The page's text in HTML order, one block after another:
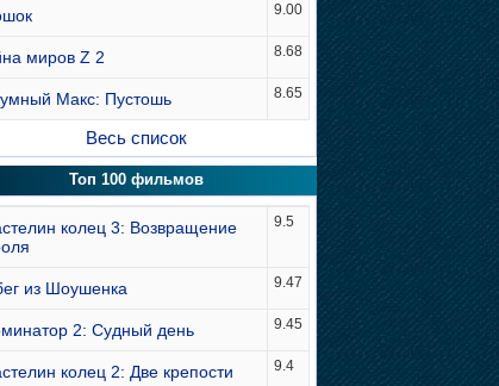
9.00
миров Z 2 8.68
Макс: Пустошь 8.65
Весь список
Топ 100 фильмов
колец 3: Возвращение
9.5
из Шоушенка 9.47
2: Судный день 9.45
колец 2: Две крепости 9.4